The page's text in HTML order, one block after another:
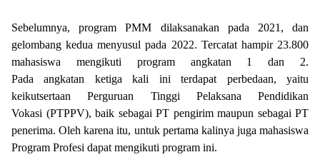
Sebelumnya, program PMM dilaksanakan pada 2021, dan
gelombang kedua menyusul pada 2022. Tercatat hampir 23.800
mahasiswa mengikuti program angkatan 1 dan 2.
Pada angkatan ketiga kali ini terdapat perbedaan, yaitu
keikutsertaan Perguruan Tinggi Pelaksana Pendidikan
Vokasi (PTPPV), baik sebagai PT pengirim maupun sebagai PT
penerima. Oleh karena itu, untuk pertama kalinya juga mahasiswa
Program Profesi dapat mengikuti program ini.